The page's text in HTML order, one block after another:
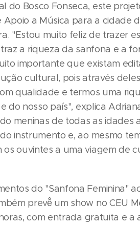
do Bosco Fonseca, este
a Música para a cidade
"Estou muito feliz de trazer
a riqueza da sanfona e a
importante que existam
cultural, pois através
qualidade e termos uma
do nosso país", explica
meninas de todas as idades
instrumento e, ao mesmo
os ouvintes a uma viagem de
do "Sanfona Feminina"
prevê̂ um show no CEU
com entrada gratuita e